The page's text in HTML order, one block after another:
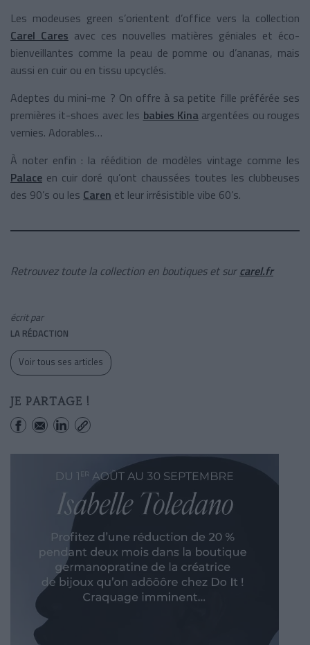
Les modeuses green s’orientent d’office vers la collection
Carel Cares avec ces nouvelles matières géniales et éco-
bienveillantes comme la peau de pomme ou d’ananas, mais
aussi en cuir ou en tissu upcyclés.
Adeptes du mini-me ? On offre à sa petite fille préférée ses
premières it-shoes avec les babies Kinaargentées ou rouges
vernies. Adorables…
À noter enfin : la réédition de modèles vintage comme les
Palace en cuir doré qu’ont chaussées toutes les clubbeuses
des 90’s ou les Caren et leur irrésistible vibe 60’s.
Retrouvez toute la collection en boutiques et surcarel.fr
écrit par
LA RÉDACTION
Voir tous ses articles
JE PARTAGE !